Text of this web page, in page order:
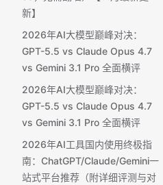
新】
2026年AI大模型巅峰对决：
GPT-5.5 vs Claude Opus 4.7
vs Gemini 3.1 Pro 全面横评
2026年AI大模型巅峰对决：
GPT-5.5 vs Claude Opus 4.7
vs Gemini 3.1 Pro 全面横评
2026年AI工具国内使用终极指
南：ChatGPT/Claude/Gemini一
站式平台推荐（附详细评测与对